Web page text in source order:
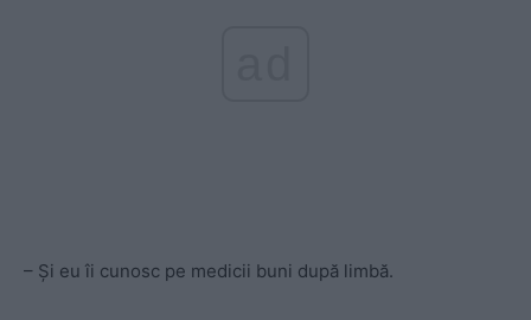
– Şi eu îi cunosc pe medicii buni după limbă.